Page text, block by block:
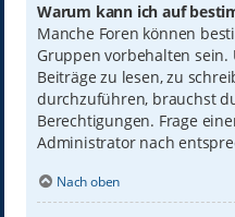
Warum kann ich auf
Manche Foren können
Gruppen vorbehalten sein.
Beiträge zu lesen, zu
durchzuführen, brauchst
Berechtigungen. Frage
Administrator nach
Nach oben